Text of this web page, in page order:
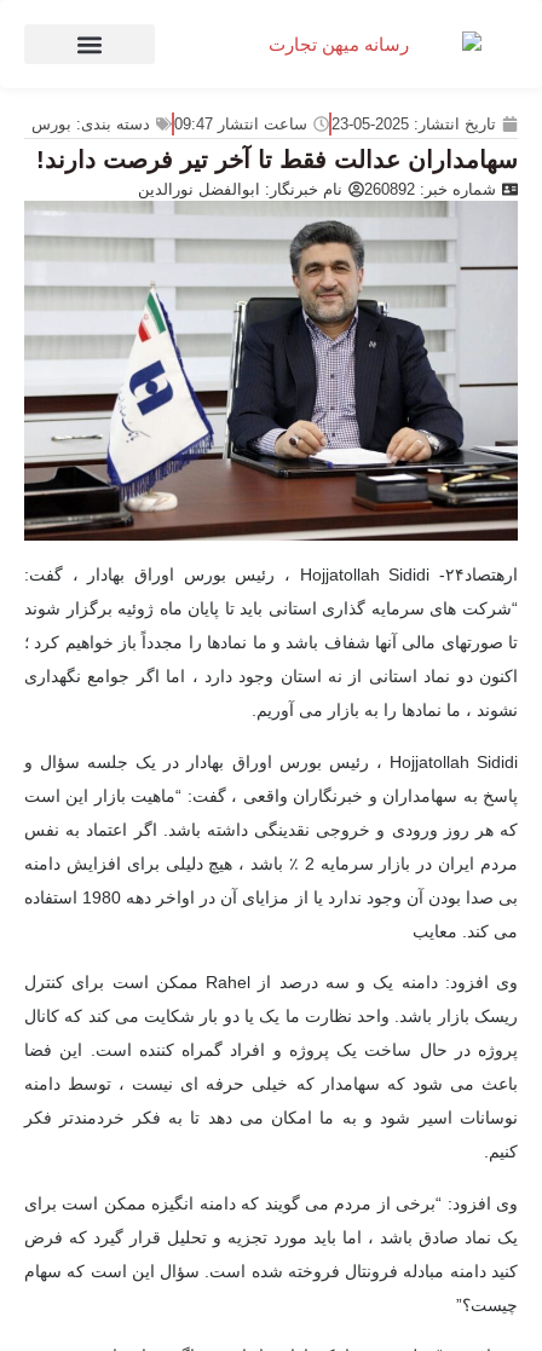
تاریخ انتشار: 2025-05-23 ساعت انتشار 09:47 دسته بندی: بورس
سهامداران عدالت فقط تا آخر تیر فرصت دارند!
شماره خبر: 260892 نام خبرنگار: ابوالفضل نورالدین
ارهتصاد۲۴-
Hojjatollah Sididi ، رئیس بورس اوراق بهادار ، گفت:
“شرکت های سرمایه گذاری استانی باید تا پایان ماه ژوئیه برگزار شوند
تا صورتهای مالی آنها شفاف باشد و ما نمادها را مجدداً باز خواهیم کرد ؛
اکنون دو نماد استانی از نه استان وجود دارد ، اما اگر جوامع نگهداری
نشوند ، ما نمادها را به بازار می آوریم.
Hojjatollah Sididi ، رئیس بورس اوراق بهادار در یک جلسه سؤال و
پاسخ به سهامداران و خبرنگاران واقعی ، گفت: “ماهیت بازار این است
که هر روز ورودی و خروجی نقدینگی داشته باشد. اگر اعتماد به نفس
مردم ایران در بازار سرمایه 2 ٪ باشد ، هیچ دلیلی برای افزایش دامنه
بی صدا بودن آن وجود ندارد یا از مزایای آن در اواخر دهه 1980 استفاده
می کند. معایب
وی افزود: دامنه یک و سه درصد از Rahel ممکن است برای کنترل
ریسک بازار باشد. واحد نظارت ما یک یا دو بار شکایت می کند که کانال
پروژه در حال ساخت یک پروژه و افراد گمراه کننده است. این فضا
باعث می شود که سهامدار که خیلی حرفه ای نیست ، توسط دامنه
نوسانات اسیر شود و به ما امکان می دهد تا به فکر خردمندتر فکر
کنیم.
وی افزود: “برخی از مردم می گویند که دامنه انگیزه ممکن است برای
یک نماد صادق باشد ، اما باید مورد تجزیه و تحلیل قرار گیرد که فرض
کنید دامنه مبادله فرونتال فروخته شده است. سؤال این است که سهام
چیست؟”